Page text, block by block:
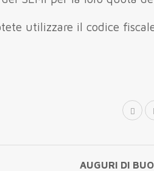
utilizzare il codice
AUGURI DI